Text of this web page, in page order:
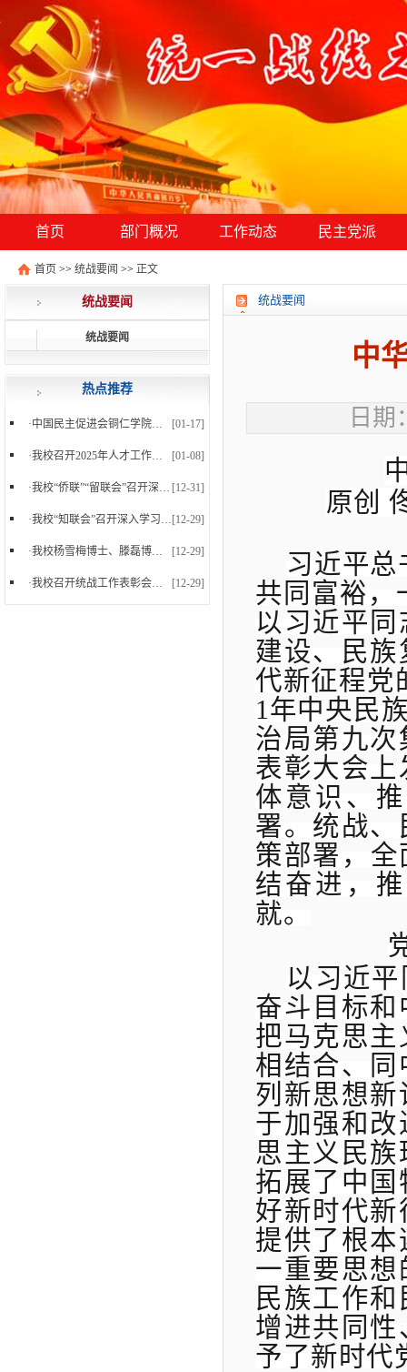
首页 部门概况 工作动态 民主党派
首页 >> 统战要闻 >> 正文
统战要闻
统战要闻
热点推荐
[01-17]
·中国民主促进会铜仁学院支部委员会正式成立
[01-08]
·我校召开2025年人才工作暨党外知识分子台属归侨侨...
[12-31]
·我校“侨联”“留联会”召开深入学习党的二十届四...
[12-29]
·我校“知联会”召开深入学习党的二十届四中全会精...
[12-29]
·我校杨雪梅博士、滕磊博士参加中国民主促进会贵州...
[12-29]
·我校召开统战工作表彰会暨2025年下半年统战工作会...
统战要闻
中
日期
原创
习近平总
共同富裕，
以习近平
建设、民
代新征程党
1年中央民
治局第九次
表彰大会
体意识、
署。统战
策部署，全
结奋进，
就。
以习近
奋斗目标
把马克思
相结合、
列新思想
于加强和
思主义民
拓展了中
好新时代
提供了根
一重要思
民族工作
增进共同
予了新时代